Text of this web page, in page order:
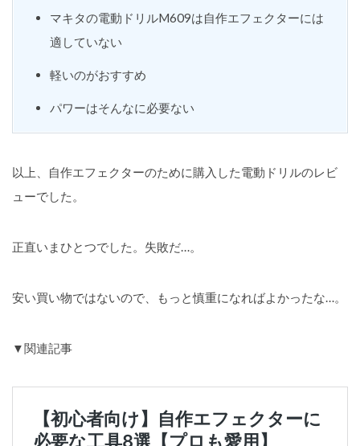
マキタの電動ドリルM609は自作エフェクターには
適していない
軽いのがおすすめ
パワーはそんなに必要ない
以上、自作エフェクターのために購入した電動ドリルのレビ
ューでした。
正直いまひとつでした。失敗だ…。
安い買い物ではないので、もっと慎重になればよかったな…。
▼関連記事